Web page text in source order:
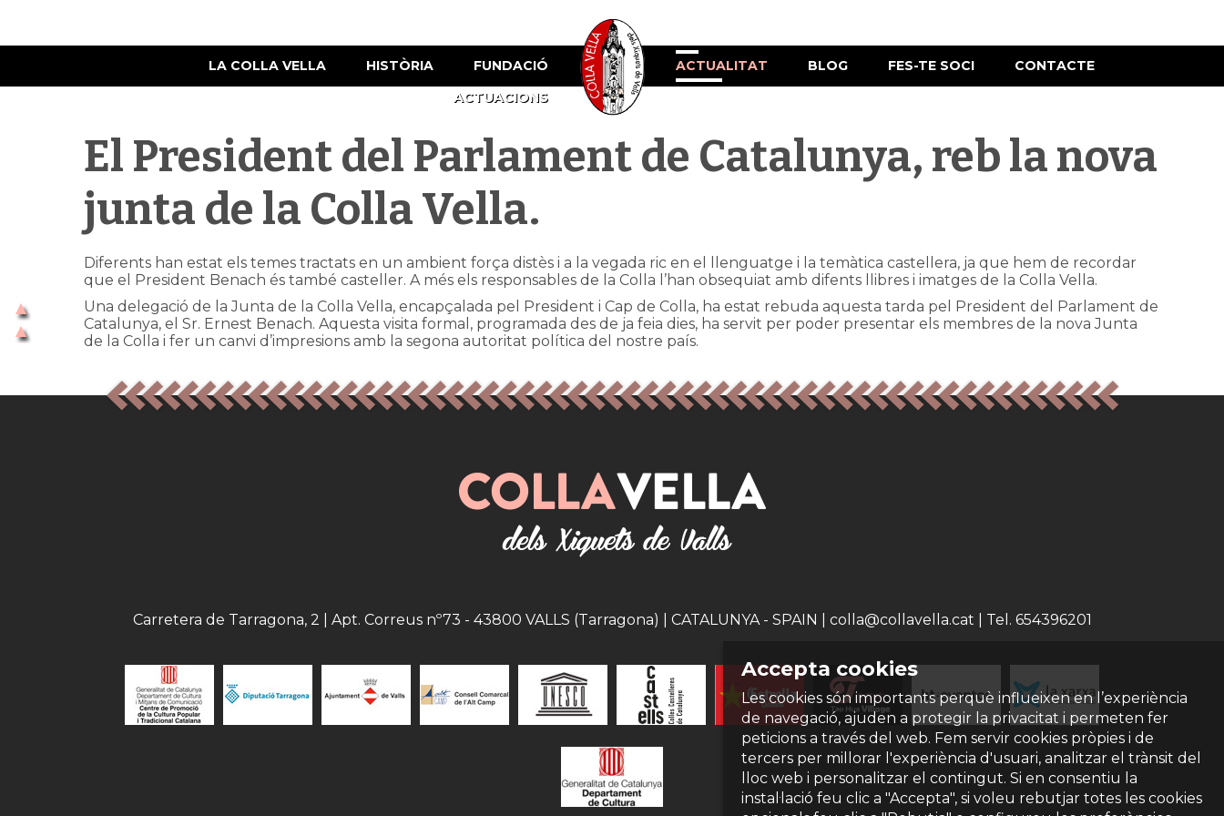
LA COLLA VELLA HISTÒRIA
FUNDACIÓ
ACTUACIONS
ACTUALITAT BLOG FES-TE SOCI CONTACTE
El President del Parlament de Catalunya, reb la nova
junta de la Colla Vella.
Diferents han estat els temes tractats en un ambient força distès i a la vegada ric en el llenguatge i la temàtica castellera, ja que hem de recordar
que el President Benach és també casteller. A més els responsables de la Colla l’han obsequiat amb difents llibres i imatges de la Colla Vella.
Una delegació de la Junta de la Colla Vella, encapçalada pel President i Cap de Colla, ha estat rebuda aquesta tarda pel President del Parlament de
Catalunya, el Sr. Ernest Benach. Aquesta visita formal, programada des de ja feia dies, ha servit per poder presentar els membres de la nova Junta
de la Colla i fer un canvi d’impresions amb la segona autoritat política del nostre país.
Accepta cookies
Les cookies són importants perquè influeixen en l’experiència
de navegació, ajuden a protegir la privacitat i permeten fer
peticions a través del web. Fem servir cookies pròpies i de
tercers per millorar l'experiència d'usuari, analitzar el trànsit del
lloc web i personalitzar el contingut. Si en consentiu la
instal·lació feu clic a "Accepta", si voleu rebutjar totes les cookies
Carretera de Tarragona, 2 | Apt. Correus nº73 - 43800 VALLS (Tarragona) | CATALUNYA - SPAIN | colla@collavella.cat | Tel. 654396201